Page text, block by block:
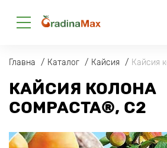
Главна Каталог Кайсия Кайсия
КАЙСИЯ КОЛОНА
COMPACTA®, C2